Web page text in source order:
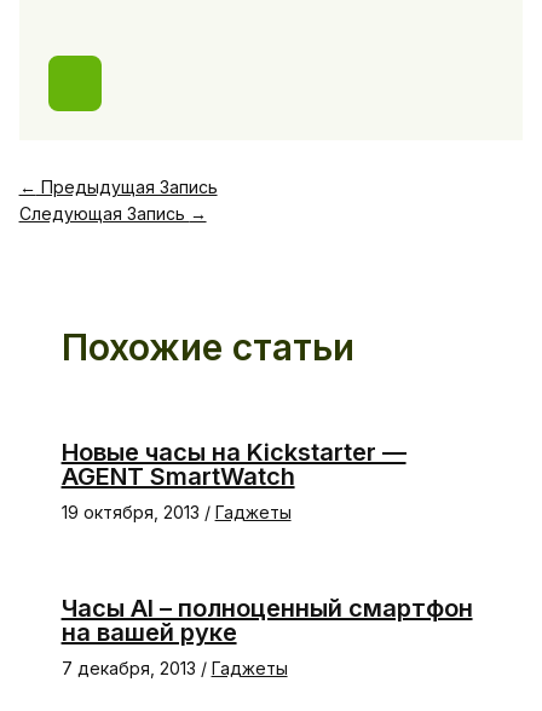
← Предыдущая Запись
Следующая Запись →
Похожие статьи
Новые часы на Kickstarter —
AGENT SmartWatch
19 октября, 2013 / Гаджеты
Часы AI – полноценный смартфон
на вашей руке
7 декабря, 2013 / Гаджеты